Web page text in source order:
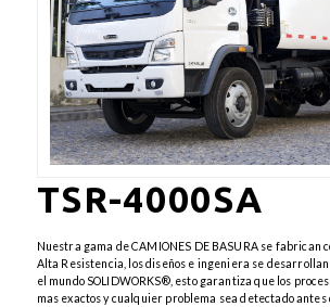
TSR-4000SA
Nuestra gama de CAMIONES DE BASURA se fabrican
Alta Resistencia, los diseños e ingeniera se
el mundo SOLIDWORKS®, esto garantiza que los
mas exactos y cualquier problema sea detectado